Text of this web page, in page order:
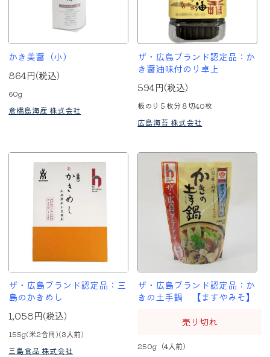
かき美醤（小）
864円(税込)
60g
倉橋島海産 株式会社
ザ・広島ブランド認定品：か
き醤油味付のり卓上
594円(税込)
板のり５枚分８切40枚
広島海苔 株式会社
ザ・広島ブランド認定品：三
島のかきめし
1,058円(税込)
155g(米2合用)(3人前)
三島食品 株式会社
ザ・広島ブランド認定品：か
きの土手鍋 【ますやみそ】
売り切れ
250g（4人前）